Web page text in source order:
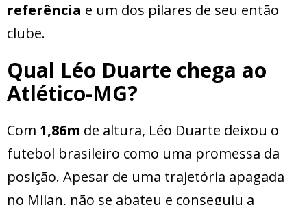
referência e um dos pilares de seu então
clube.
Qual Léo Duarte chega ao
Atlético-MG?
Com 1,86m de altura, Léo Duarte deixou o
futebol brasileiro como uma promessa da
posição. Apesar de uma trajetória apagada
no Milan, não se abateu e conseguiu a